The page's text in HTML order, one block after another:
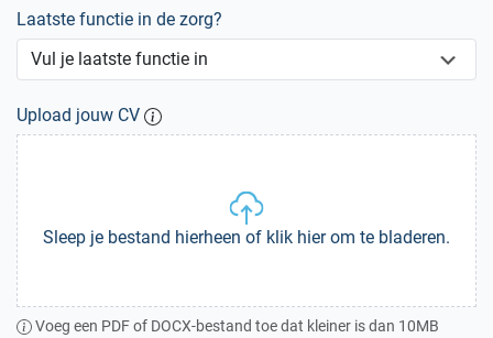
Laatste functie in de zorg?
Upload jouw CV
Sleep je bestand hierheen of klik hier om te bladeren.
Voeg een PDF of DOCX-bestand toe dat kleiner is dan 10MB